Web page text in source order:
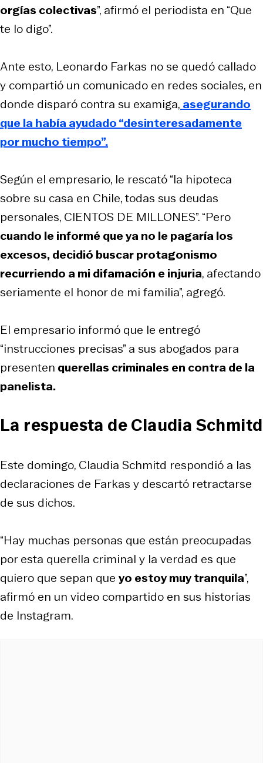
orgías colectivas”, afirmó el periodista en “Que
te lo digo”.
Ante esto, Leonardo Farkas no se quedó callado
y compartió un comunicado en redes sociales, en
donde disparó contra su examiga, asegurando
que la había ayudado “desinteresadamente
por mucho tiempo”.
Según el empresario, le rescató “la hipoteca
sobre su casa en Chile, todas sus deudas
personales, CIENTOS DE MILLONES”. “Pero
cuando le informé que ya no le pagaría los
excesos, decidió buscar protagonismo
recurriendo a mi difamación e injuria, afectando
seriamente el honor de mi familia”, agregó.
El empresario informó que le entregó
“instrucciones precisas” a sus abogados para
presenten querellas criminales en contra de la
panelista.
La respuesta de Claudia Schmitd
Este domingo, Claudia Schmitd respondió a las
declaraciones de Farkas y descartó retractarse
de sus dichos.
“Hay muchas personas que están preocupadas
por esta querella criminal y la verdad es que
quiero que sepan que yo estoy muy tranquila”,
afirmó en un video compartido en sus historias
de Instagram.